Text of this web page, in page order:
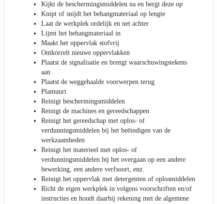
Kijkt de beschermingsmiddelen na en bergt deze op
Knipt of snijdt het behangmateriaal op lengte
Laat de werkplek ordelijk en net achter
Lijmt het behangmateriaal in
Maakt het oppervlak stofvrij
Ontkorrelt nieuwe oppervlakken
Plaatst de signalisatie en brengt waarschuwingstekens
aan
Plaatst de weggehaalde voorwerpen terug
Plamuurt
Reinigt beschermingsmiddelen
Reinigt de machines en gereedschappen
Reinigt het gereedschap met oplos- of
verdunningsmiddelen bij het beëindigen van de
werkzaamheden
Reinigt het materieel met oplos- of
verdunningsmiddelen bij het overgaan op een andere
bewerking, een andere verfsoort, enz.
Reinigt het oppervlak met detergenten of oplosmiddelen
Richt de eigen werkplek in volgens voorschriften en/of
instructies en houdt daarbij rekening met de algemene